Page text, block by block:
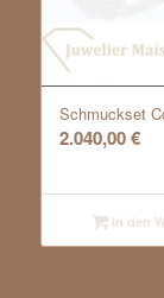
Schmuckset
2.040,00€
In den